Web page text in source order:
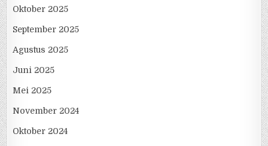
Oktober 2025
September 2025
Agustus 2025
Juni 2025
Mei 2025
November 2024
Oktober 2024